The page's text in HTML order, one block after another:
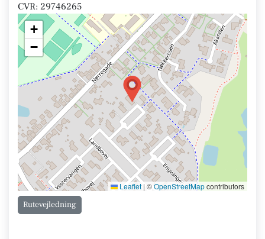
CVR: 29746265
+
−
Leaflet | ©OpenStreetMapcontributors
Rutevejledning